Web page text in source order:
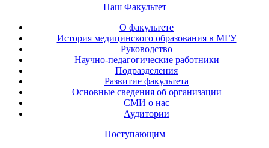
Наш Факультет
О факультете
История медицинского образования в МГУ
Руководство
Научно-педагогические работники
Подразделения
Развитие факультета
Основные сведения об организации
СМИ о нас
Аудитории
Поступающим